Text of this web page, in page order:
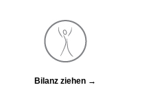
Bilanz ziehen →